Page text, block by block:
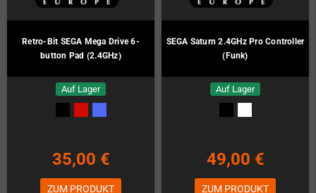
Retro-Bit SEGA Mega Drive 6-
button Pad (2.4GHz)
Auf Lager
35,00 €
ZUM PRODUKT
SEGA Saturn 2.4GHz Pro Controller
(Funk)
Auf Lager
49,00 €
ZUM PRODUKT